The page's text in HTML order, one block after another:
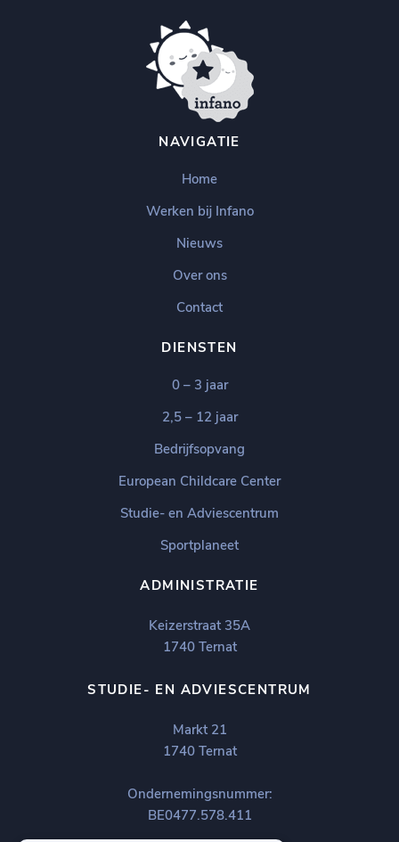
NAVIGATIE
Home
Werken bij Infano
Nieuws
Over ons
Contact
DIENSTEN
0 – 3 jaar
2,5 – 12 jaar
Bedrijfsopvang
European Childcare Center
Studie- en Adviescentrum
Sportplaneet
ADMINISTRATIE
Keizerstraat 35A
1740 Ternat
STUDIE- EN ADVIESCENTRUM
Markt 21
1740 Ternat
Ondernemingsnummer:
BE0477.578.411